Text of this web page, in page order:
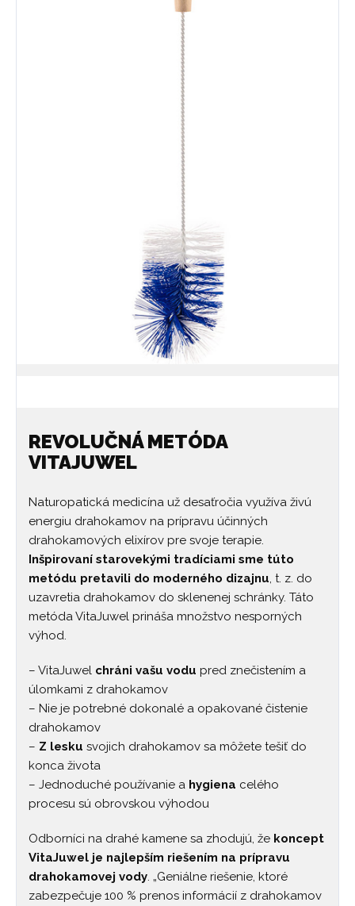
REVOLUČNÁ METÓDA
VITAJUWEL
Naturopatická medicína už desaťročia využíva živú
energiu drahokamov na prípravu účinných
drahokamových elixírov pre svoje terapie.
Inšpirovaní starovekými tradíciami sme túto
metódu pretavili do moderného dizajnu, t. z. do
uzavretia drahokamov do sklenenej schránky. Táto
metóda VitaJuwel prináša množstvo nesporných
výhod.
– VitaJuwel chráni vašu vodu pred znečistením a
úlomkami z drahokamov
– Nie je potrebné dokonalé a opakované čistenie
drahokamov
– Z lesku svojich drahokamov sa môžete tešiť do
konca života
– Jednoduché používanie a hygiena celého
procesu sú obrovskou výhodou
Odborníci na drahé kamene sa zhodujú, že koncept
VitaJuwel je najlepším riešením na prípravu
drahokamovej vody. „Geniálne riešenie, ktoré
zabezpečuje 100 % prenos informácií z drahokamov